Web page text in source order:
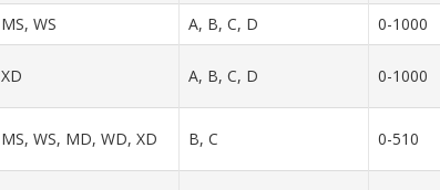
MS, WS A, B, C, D 0-1000
XD A, B, C, D 0-1000
MS, WS, MD, WD, XD B, C 0-510